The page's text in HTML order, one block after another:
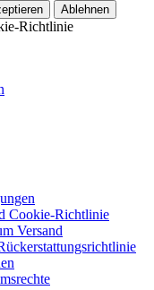
Ablehnen
Richtlinie
Cookie-Richtlinie
Versand